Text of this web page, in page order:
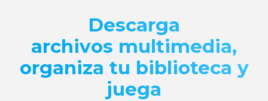
Descarga
archivos multimedia,
organiza tu biblioteca y
juega